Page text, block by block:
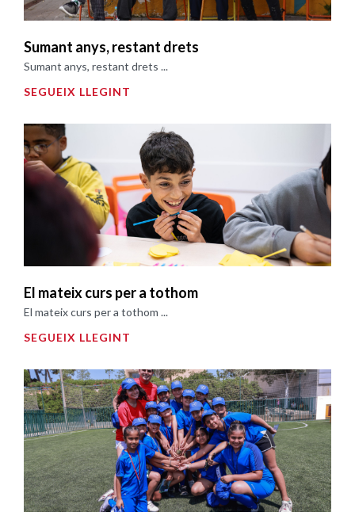
Sumant anys, restant drets
Sumant anys, restant drets ...
SEGUEIX LLEGINT
El mateix curs per a tothom
El mateix curs per a tothom ...
SEGUEIX LLEGINT